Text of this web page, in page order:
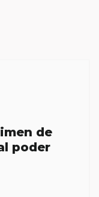
de
poder